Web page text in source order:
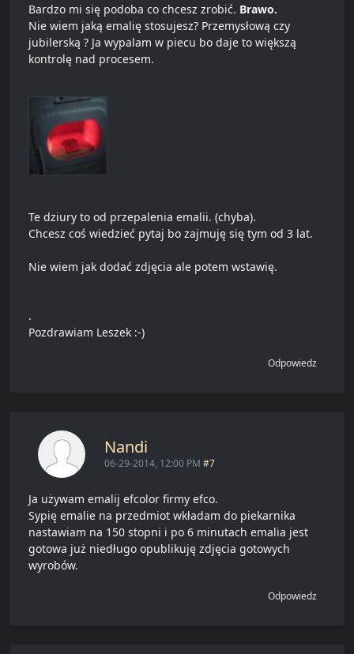
Bardzo mi się podoba co chcesz zrobić. Brawo.
Nie wiem jaką emalię stosujesz? Przemysłową czy
jubilerską ? Ja wypalam w piecu bo daje to większą
kontrolę nad procesem.
Te dziury to od przepalenia emalii. (chyba).
Chcesz coś wiedzieć pytaj bo zajmuję się tym od 3 lat.
Nie wiem jak dodać zdjęcia ale potem wstawię.
.
Pozdrawiam Leszek :-)
Odpowiedz
Nandi
06-29-2014, 12:00 PM #7
Ja używam emalij efcolor firmy efco.
Sypię emalie na przedmiot wkładam do piekarnika
nastawiam na 150 stopni i po 6 minutach emalia jest
gotowa już niedługo opublikuję zdjęcia gotowych
wyrobów.
Odpowiedz